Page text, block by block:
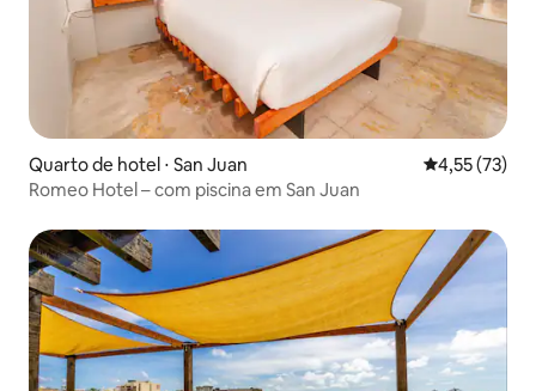
Quarto de hotel ⋅ San Juan 4,55 de uma
4,55 (73)
Romeo Hotel – com piscina em San Juan